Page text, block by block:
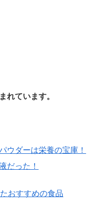
れています。
ウダーは栄養の宝庫！
だった！
おすすめの食品